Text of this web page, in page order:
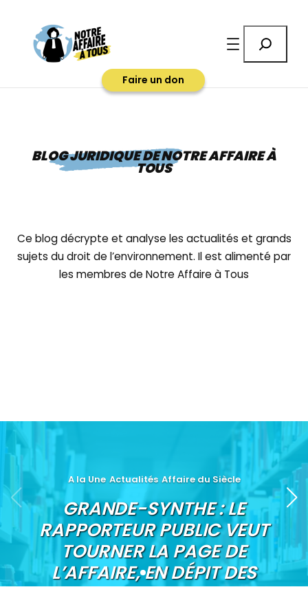
Faire un don
BLOG JURIDIQUE DE NOTRE AFFAIRE À
TOUS
Ce blog décrypte et analyse les actualités et grands
sujets du droit de l’environnement. Il est alimenté par
les membres de Notre Affaire à Tous
A la Une Actualités Affaire du Siècle
GRANDE-SYNTHE : LE
RAPPORTEUR PUBLIC VEUT
TOURNER LA PAGE DE
L’AFFAIRE, EN DÉPIT DES
CHIFFRES ALARMANTS SUR